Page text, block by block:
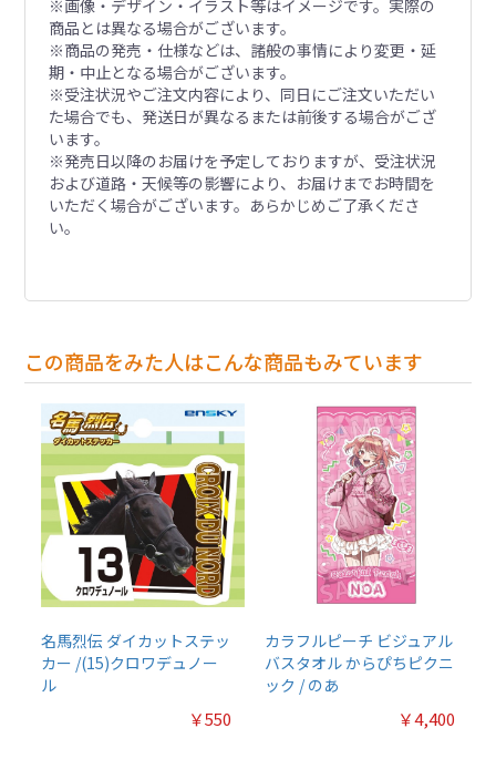
※画像・デザイン・イラスト等はイメージです。実際の
商品とは異なる場合がございます。
※商品の発売・仕様などは、諸般の事情により変更・延
期・中止となる場合がございます。
※受注状況やご注文内容により、同日にご注文いただい
た場合でも、発送日が異なるまたは前後する場合がござ
います。
※発売日以降のお届けを予定しておりますが、受注状況
および道路・天候等の影響により、お届けまでお時間を
いただく場合がございます。あらかじめご了承くださ
い。
この商品をみた人はこんな商品もみています
名馬烈伝 ダイカットステッ
カー /(15)クロワデュノー
ル
￥550
カラフルピーチ ビジュアル
バスタオル からぴちピクニ
ック / のあ
￥4,400